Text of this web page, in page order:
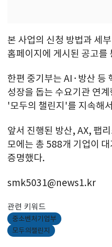
본 사업의 신청 방법과 세
홈페이지에 게시된 공고를
한편 중기부는 AI·방산 등
성장을 돕는 수요기관 연
'모두의 챌린지'를 지속해
앞서 진행된 방산, AX, 팹
모에는 총 588개 기업이
증명했다.
smk5031@news1.kr
관련 키워드
중소벤처기업부
모두의챌린지